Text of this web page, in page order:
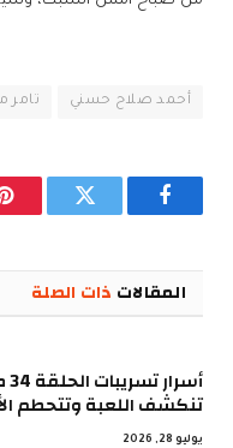
أحمد صلاح حسني تامر
فيسبوك تويتر
المقالات ذات الصلة
تنكشف اللعبة وتتحطم
يوليو 28, 2026